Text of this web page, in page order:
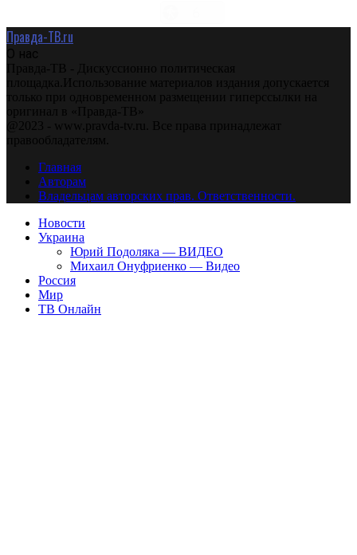
Правда-ТВ.ru
О нас
Правда-ТВ - Дискуссионно политическая
площадка.Использование материалов издания допускается
только при одновременном размещении гиперссылки на
оригинал в «Правда-ТВ»
@2023 - www.pravda-tv.ru. Все права принадлежат
правообладателям.
Главная
Авторам
Владельцам авторских прав. Ответственности.
Новости
Украина
Юрий Подоляка — ВИДЕО
Михаил Онуфриенко — Видео
Россия
Мир
ТВ Онлайн